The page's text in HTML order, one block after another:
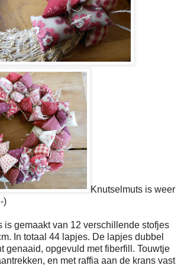
Knutselmuts is weer
)
is gemaakt van 12 verschillende stofjes
In totaal 44 lapjes. De lapjes dubbel
genaaid, opgevuld met fiberfill. Touwtje
en met raffia aan de krans vast